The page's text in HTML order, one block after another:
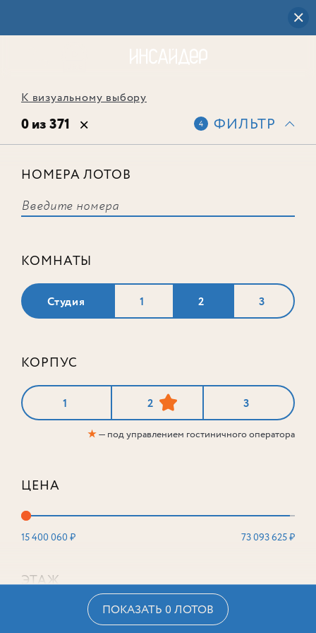
К визуальному выбору
0 из 371 4 ФИЛЬТР
НОМЕРА ЛОТОВ
КОМНАТЫ
Студия 1 2 3
КОРПУС
1 2 3
★— под управлением гостиничного оператора
ЦЕНА
15 400 060 ₽ 73 093 625 ₽
ЭТАЖ
ПОКАЗАТЬ 0 ЛОТОВ
соответствует ни одного лота